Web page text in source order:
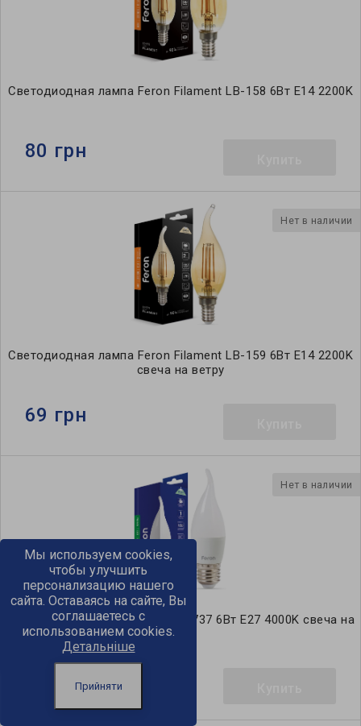
Светодиодная лампа Feron Filament LB-158 6Вт E14 2200K
80 грн
Нет в наличии
Светодиодная лампа Feron Filament LB-159 6Вт E14 2200K
свеча на ветру
69 грн
Нет в наличии
Светодиодная лампа Feron LB-737 6Вт E27 4000K свеча на
ветру
44 грн
Мы используем cookies,
чтобы улучшить
персонализацию нашего
сайта. Оставаясь на сайте, Вы
соглашаетесь с
использованием cookies.
Детальніше
Прийняти